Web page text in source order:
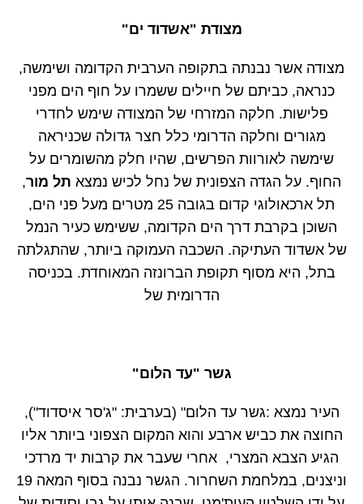
מצודת "אשדוד ים"
מצודה אשר נבנתה בתקופה הערבית הקדומה ושימשה,
כנראה, כביתם של חיילים ששמרו על חוף הים מפני
פלישות. חלקה המזרחי של המצודה שימש לחדרי
מגורים וחלקה הדרומי כלל חצר גדולה שכניראה
שימשה לאורוות הפרשים, שהיו חלק מהשומרים על
החוף. על הגדה הצפונית של נחל לכיש נמצא תל מור,
תל ארכאולוגי קדום בגובה 25 מטרים מעל פני הים,
השוכן בקרבת דרך הים הקדומה, ששימש כעיר הנמל
של אשדוד העתיקה. השכבה העמוקה ביותר, שהתגלתה
בתל, היא מסוף תקופת הברונזה המאוחדת. בכניסה
הדרומית של
גשר "עד הלום"
העיר נמצא :גשר עד הלום" (בערבית: "ג'סר איסדוד"),
החוצה את כביש ארבע והוא המקום הצפוני ביותר אליו
הגיע הצבא המצרי, אחרי שעבר את קרבות יד מרדכי
וניצנים, במלחמת השחרור. הגשר נבנה בסוף המאה 19